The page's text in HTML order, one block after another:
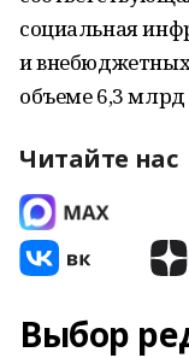
социальная
и
объеме 6,3 млрд
Читайте нас
Выбор